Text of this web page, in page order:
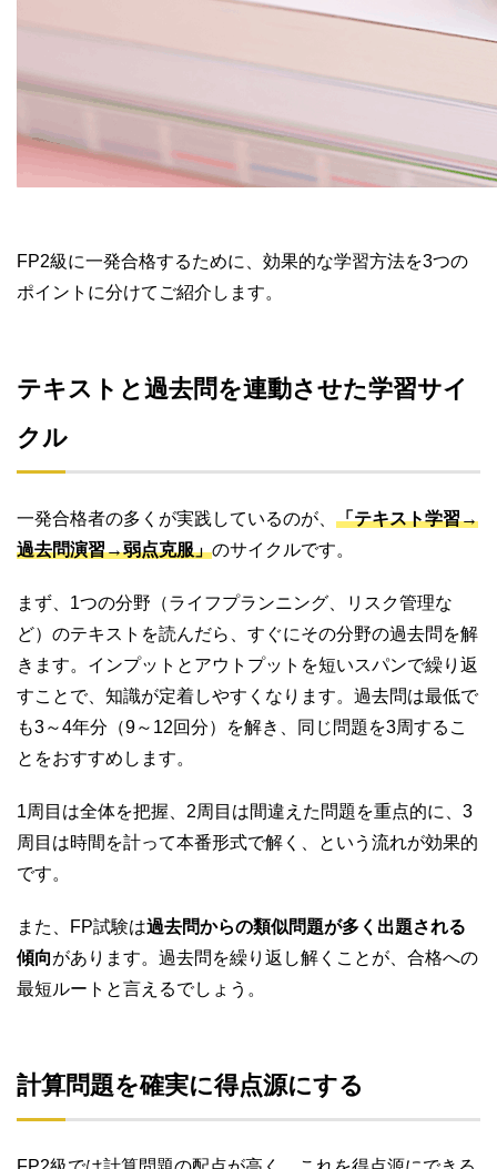
FP2級に一発合格するために、効果的な学習方法を3つの
ポイントに分けてご紹介します。
テキストと過去問を連動させた学習サイ
クル
一発合格者の多くが実践しているのが、 「テキスト学習→
過去問演習→弱点克服」のサイクルです。
まず、1つの分野（ライフプランニング、リスク管理な
ど）のテキストを読んだら、すぐにその分野の過去問を解
きます。インプットとアウトプットを短いスパンで繰り返
すことで、知識が定着しやすくなります。過去問は最低で
も3～4年分（9～12回分）を解き、同じ問題を3周するこ
とをおすすめします。
1周目は全体を把握、2周目は間違えた問題を重点的に、3
周目は時間を計って本番形式で解く、という流れが効果的
です。
また、FP試験は過去問からの類似問題が多く出題される
傾向があります。過去問を繰り返し解くことが、合格への
最短ルートと言えるでしょう。
計算問題を確実に得点源にする